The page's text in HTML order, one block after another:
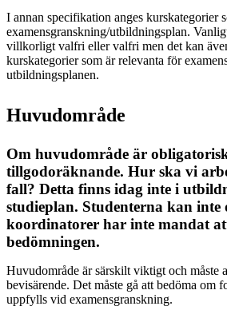
I annan specifikation anges kurskategorier
examensgranskning/utbildningsplan.
villkorligt valfri eller valfri men det kan
kurskategorier som är relevanta för
utbildningsplanen.
Huvudområde
Om huvudområde är
tillgodoräknande. Hur ska vi
fall? Detta finns idag inte i
studieplan. Studenterna kan inte
koordinatorer har inte mandat
bedömningen.
Huvudområde är särskilt viktigt och måste
bevisärende. Det måste gå att bedöma om
uppfylls vid examensgranskning.